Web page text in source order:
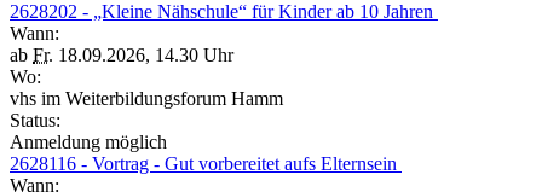
2628202 - „Kleine Nähschule“ für Kinder ab 10 Jahren
Wann:
ab Fr. 18.09.2026, 14.30 Uhr
Wo:
vhs im Weiterbildungsforum Hamm
Status:
Anmeldung möglich
2628116 - Vortrag - Gut vorbereitet aufs Elternsein
Wann: